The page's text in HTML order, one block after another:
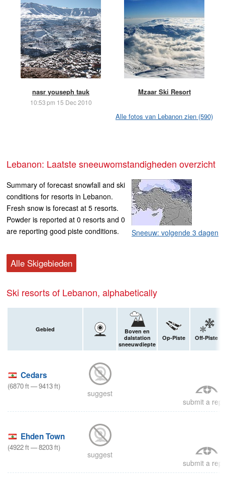
nasr youseph tauk
10:53 pm 15 Dec 2010
Mzaar Ski Resort
Alle fotos van Lebanon zien (590)
Lebanon: Laatste sneeuwomstandigheden overzicht
Sneeuw: volgende 3 dagen
Summary of forecast snowfall and ski
conditions for resorts in Lebanon.
Fresh snow is forecast at 5 resorts.
Powder is reported at 0 resorts and 0
are reporting good piste conditions.
Alle Skigebieden
Ski resorts of Lebanon, alphabetically
Gebied
Boven en
dalstation
sneeuwdiepte
Op-Piste Off-Piste
Cedars
(6870ft—9413ft)
suggest
submit a
Ehden Town
(4922ft—8203ft)
suggest
submit a